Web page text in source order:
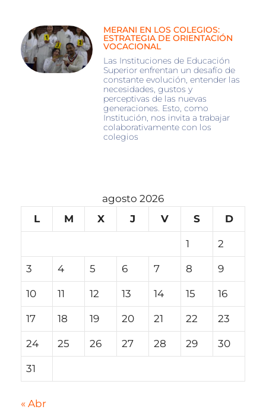
MERANI EN LOS COLEGIOS:
ESTRATEGIA DE ORIENTACIÓN
VOCACIONAL
Las Instituciones de Educación
Superior enfrentan un desafío de
constante evolución, entender las
necesidades, gustos y
perceptivas de las nuevas
generaciones. Esto, como
Institución, nos invita a trabajar
colaborativamente con los
colegios
agosto 2026
L
M X J V S D
1 2
3 4 5 6 7 8 9
10 11 12 13 14 15 16
17 18 19 20 21 22 23
24 25 26 27 28 29 30
31
« Abr